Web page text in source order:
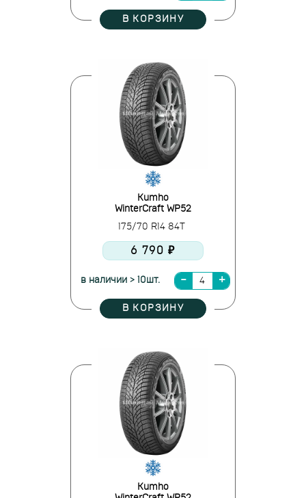
В КОРЗИНУ
Kumho
WinterCraft WP52
175/70 R14 84T
6 790 ₽
в наличии > 10шт.
В КОРЗИНУ
Kumho